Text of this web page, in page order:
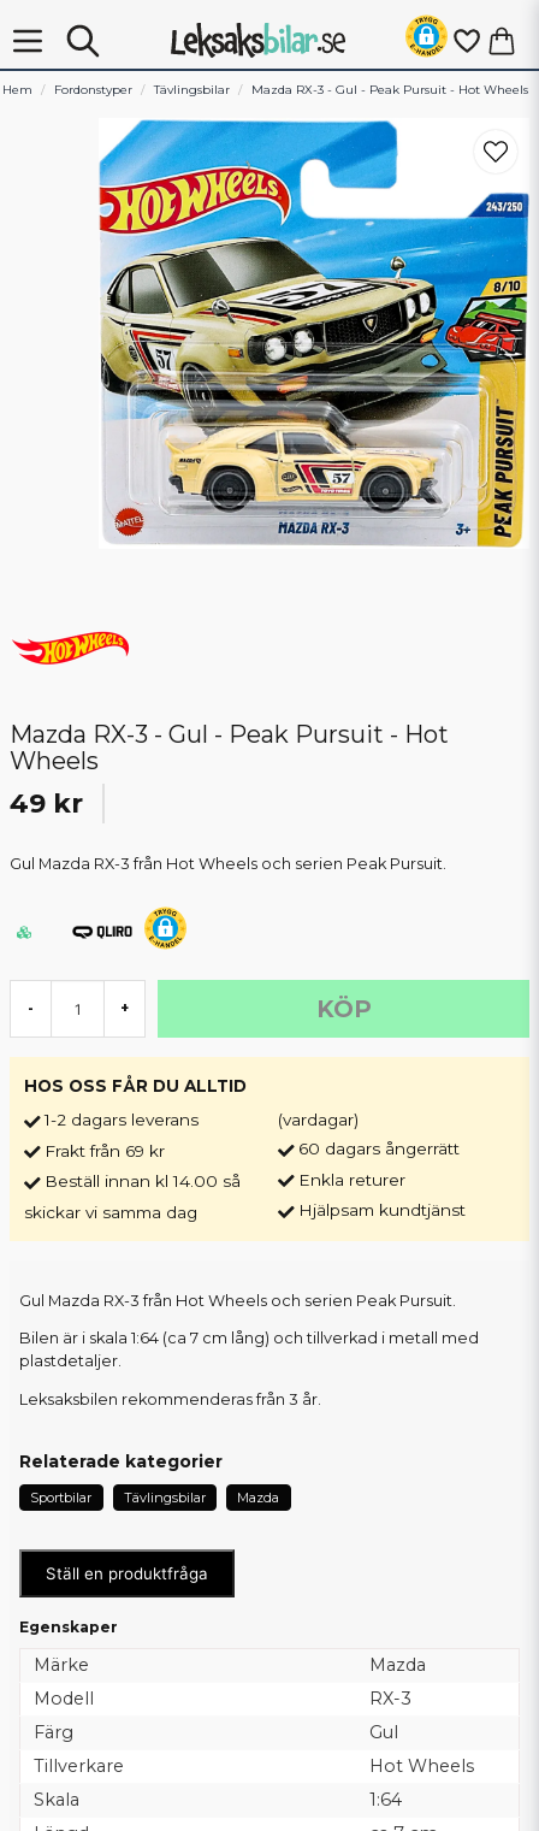
Hem Fordonstyper Tävlingsbilar Mazda RX-3 - Gul - Peak Pursuit - Hot Wheels
Mazda RX-3 - Gul - Peak Pursuit - Hot
Wheels
49 kr
Gul Mazda RX-3 från Hot Wheels och serien Peak Pursuit.
- + KÖP
HOS OSS FÅR DU ALLTID
1-2 dagars leverans
Frakt från 69 kr
Beställ innan kl 14.00 så
skickar vi samma dag
(vardagar)
60 dagars ångerrätt
Enkla returer
Hjälpsam kundtjänst
Gul Mazda RX-3 från Hot Wheels och serien Peak Pursuit.
Bilen är i skala 1:64 (ca 7 cm lång) och tillverkad i metall med
plastdetaljer.
Leksaksbilen rekommenderas från 3 år.
Relaterade kategorier
Sportbilar Tävlingsbilar Mazda
Ställ en produktfråga
Egenskaper
Märke
Mazda
Modell
RX-3
Färg
Gul
Tillverkare
Hot Wheels
Skala
1:64